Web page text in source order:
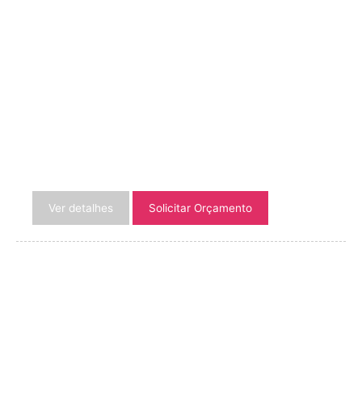
Ver detalhes Solicitar Orçamento